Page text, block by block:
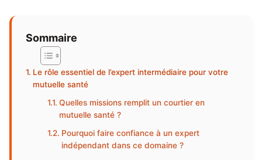
Sommaire
Le rôle essentiel de l’expert intermédiaire pour votre
mutuelle santé
Quelles missions remplit un courtier en
mutuelle santé ?
Pourquoi faire confiance à un expert
indépendant dans ce domaine ?